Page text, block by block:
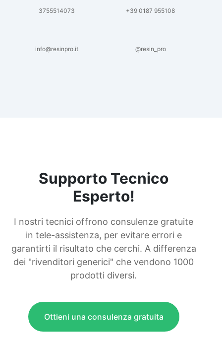
3755514073 +39 0187 955108
info@resinpro.it @resin_pro
Supporto Tecnico
Esperto!
I nostri tecnici offrono consulenze gratuite
in tele-assistenza, per evitare errori e
garantirti il risultato che cerchi. A differenza
dei "rivenditori generici" che vendono 1000
prodotti diversi.
Ottieni una consulenza gratuita